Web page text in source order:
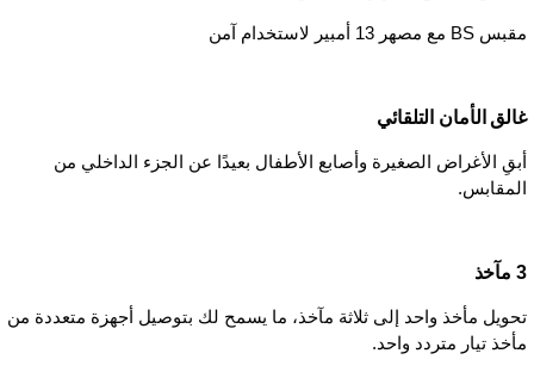
مقبس BS مع مصهر 13 أمبير لاستخدام آمن
غالق الأمان التلقائي
أبقِ الأغراض الصغيرة وأصابع الأطفال بعيدًا عن الجزء الداخلي من
المقابس.
3 مآخذ
تحويل مأخذ واحد إلى ثلاثة مآخذ، ما يسمح لك بتوصيل أجهزة متعددة من
مأخذ تيار متردد واحد.